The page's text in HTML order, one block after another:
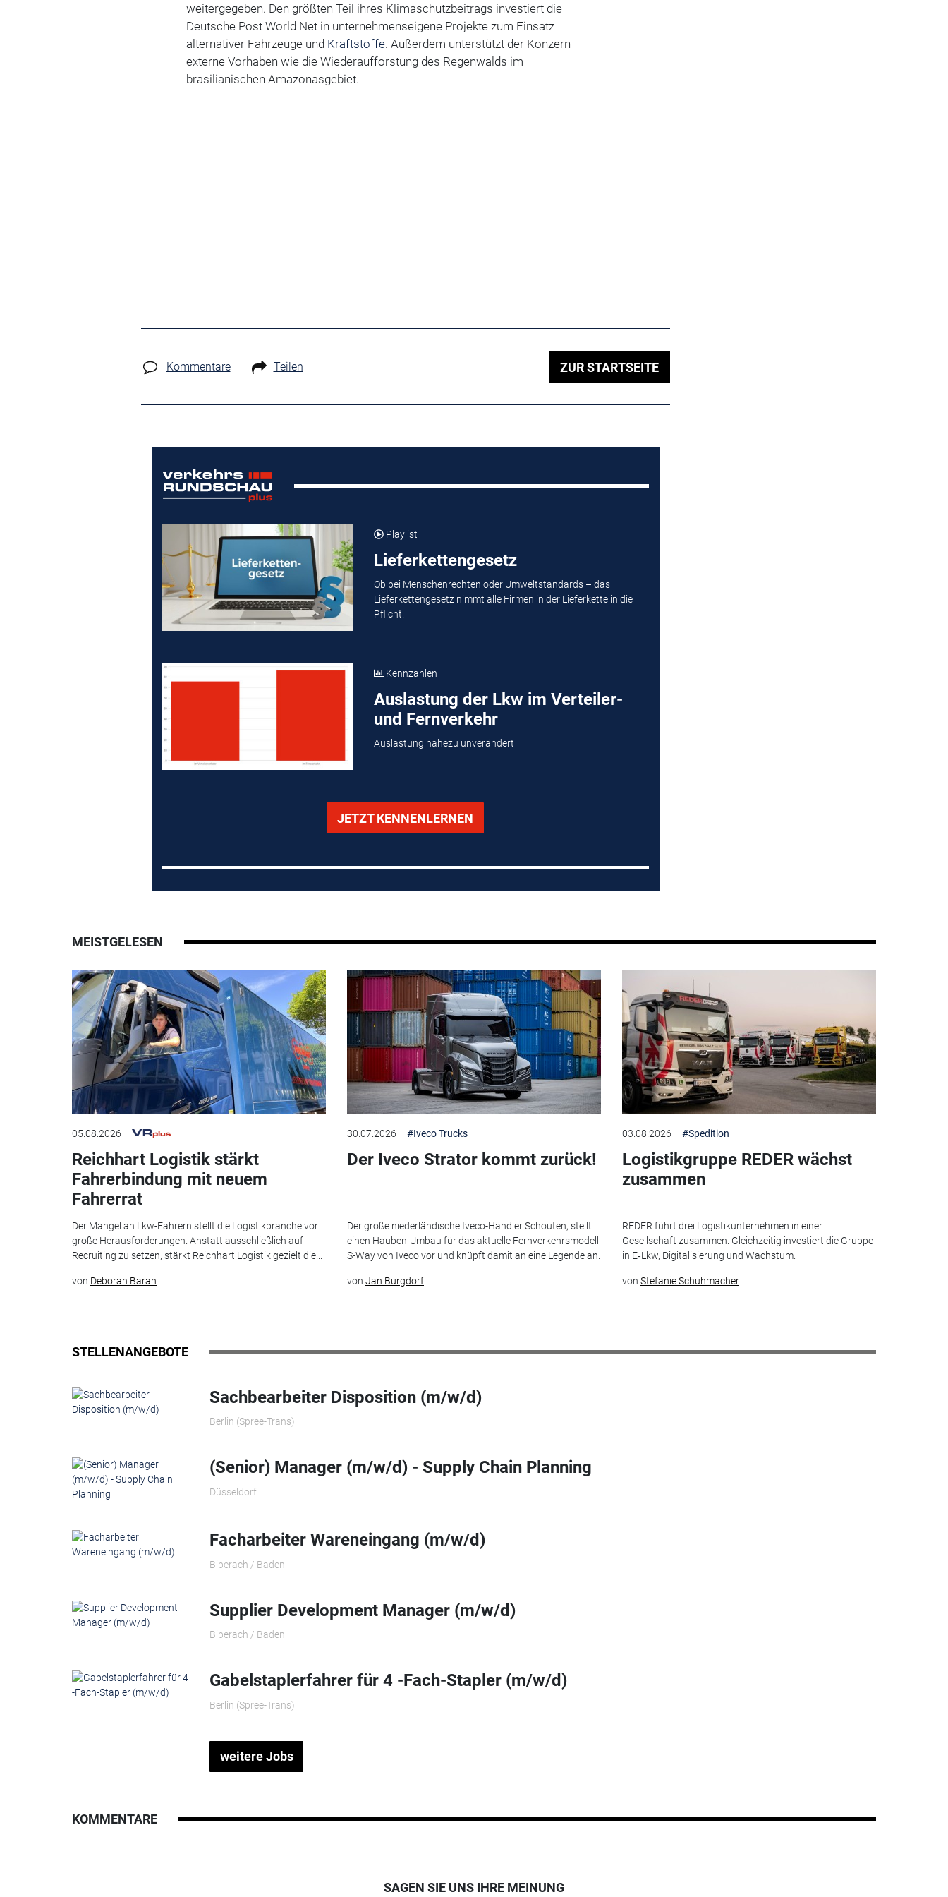
weitergegeben. Den größten Teil ihres Klimaschutzbeitrags investiert die
Deutsche Post World Net in unternehmenseigene Projekte zum Einsatz
alternativer Fahrzeuge und Kraftstoffe. Außerdem unterstützt der Konzern
externe Vorhaben wie die Wiederaufforstung des Regenwalds im
brasilianischen Amazonasgebiet.
Kommentare Teilen ZUR STARTSEITE
Playlist
Lieferkettengesetz
Ob bei Menschenrechten oder Umweltstandards – das
Lieferkettengesetz nimmt alle Firmen in der Lieferkette in die
Pflicht.
Kennzahlen
Auslastung der Lkw im Verteiler-
und Fernverkehr
Auslastung nahezu unverändert
JETZT KENNENLERNEN
MEISTGELESEN
05.08.2026
Reichhart Logistik stärkt
Fahrerbindung mit neuem
Fahrerrat
Der Mangel an Lkw-Fahrern stellt die Logistikbranche vor
große Herausforderungen. Anstatt ausschließlich auf
Recruiting zu setzen, stärkt Reichhart Logistik gezielt die...
von Deborah Baran
30.07.2026 #Iveco Trucks
Der Iveco Strator kommt zurück!
Der große niederländische Iveco-Händler Schouten, stellt
einen Hauben-Umbau für das aktuelle Fernverkehrsmodell
S-Way von Iveco vor und knüpft damit an eine Legende an.
von Jan Burgdorf
03.08.2026 #Spedition
Logistikgruppe REDER wächst
zusammen
REDER führt drei Logistikunternehmen in einer
Gesellschaft zusammen. Gleichzeitig investiert die Gruppe
in E‑Lkw, Digitalisierung und Wachstum.
von Stefanie Schuhmacher
STELLENANGEBOTE
Sachbearbeiter Disposition (m/w/d)
Berlin (Spree-Trans)
(Senior) Manager (m/w/d) - Supply Chain Planning
Düsseldorf
Facharbeiter Wareneingang (m/w/d)
Biberach / Baden
Supplier Development Manager (m/w/d)
Biberach / Baden
Gabelstaplerfahrer für 4 -Fach-Stapler (m/w/d)
Berlin (Spree-Trans)
weitere Jobs
KOMMENTARE
SAGEN SIE UNS IHRE MEINUNG